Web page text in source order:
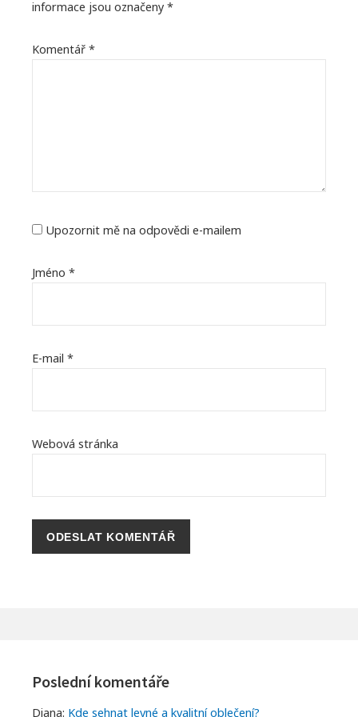
informace jsou označeny *
Komentář *
Upozornit mě na odpovědi e-mailem
Jméno *
E-mail *
Webová stránka
Widgets
Poslední komentáře
Diana: Kde sehnat levné a kvalitní oblečení?